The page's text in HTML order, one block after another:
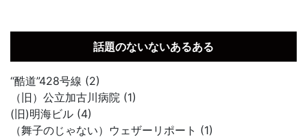
話題のないないあるある
“酷道”428号線 (2)
（旧）公立加古川病院 (1)
(旧)明海ビル (4)
（舞子のじゃない）ウェザーリポート (1)